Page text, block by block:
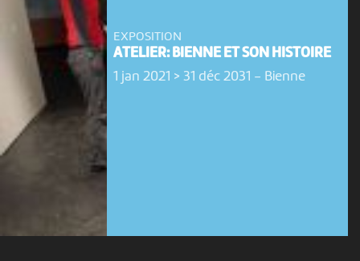
EXPOSITION
ATELIER: BIENNE ET SON HISTOIRE
1 jan 2021 > 31 déc 2031 - Bienne